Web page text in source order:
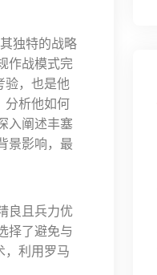
独特的战略
作战模式完
验，也是他
分析他如何
入阐述丰塞
景影响，最
良且兵力优
择了避免与
，利用罗马